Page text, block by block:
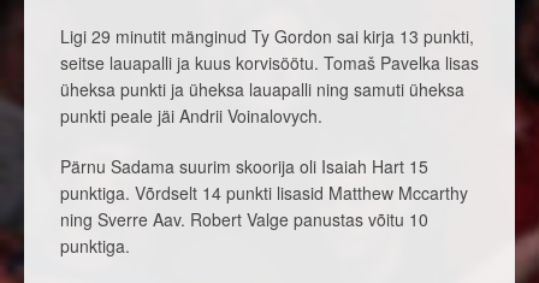
Ligi 29 minutit mänginud Ty Gordon sai kirja 13 punkti,
seitse lauapalli ja kuus korvisöötu. Tomaš Pavelka lisas
üheksa punkti ja üheksa lauapalli ning samuti üheksa
punkti peale jäi Andrii Voinalovych.
Pärnu Sadama suurim skoorija oli Isaiah Hart 15
punktiga. Võrdselt 14 punkti lisasid Matthew Mccarthy
ning Sverre Aav. Robert Valge panustas võitu 10
punktiga.